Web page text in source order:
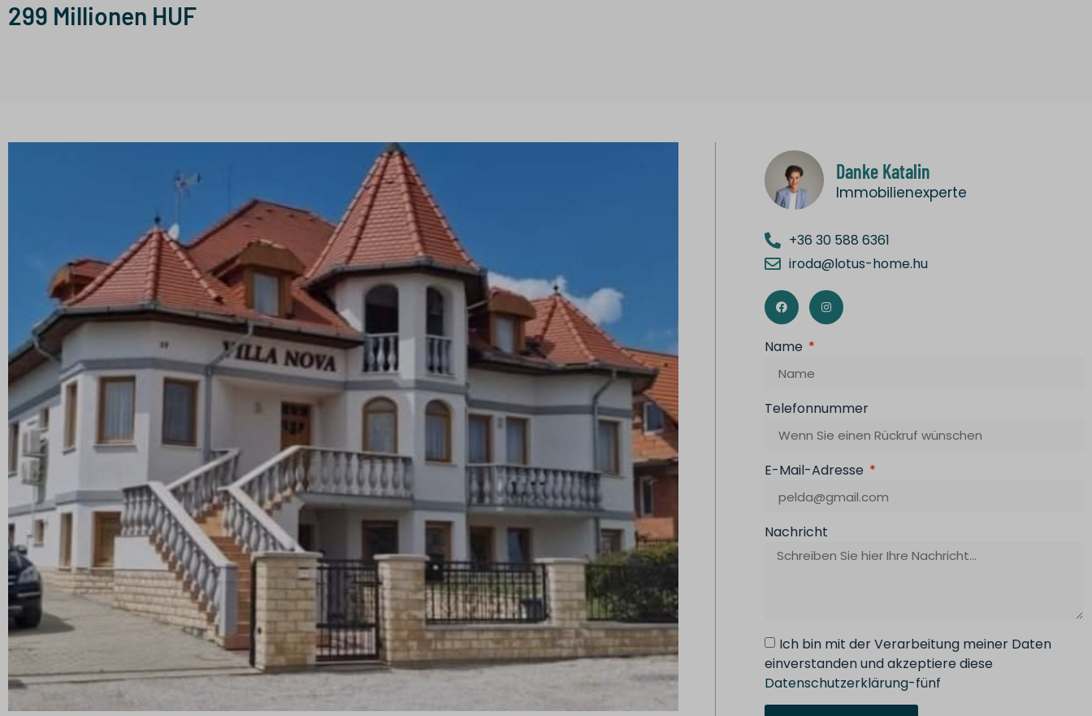
299 Millionen HUF
Danke Katalin
Immobilienexperte
+36 30 588 6361
iroda@lotus-home.hu
Name
Telefonnummer
E-Mail-Adresse
Nachricht
Ich bin mit der Verarbeitung meiner Daten
einverstanden und akzeptiere diese
Datenschutzerklärung-fünf